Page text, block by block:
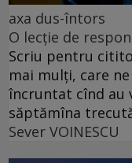
axa dus-întors
O lecție de
Scriu pentru
mai mulți, care
încruntat cînd au
săptămîna
Sever VOINESCU